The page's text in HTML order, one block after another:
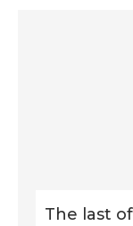
The last